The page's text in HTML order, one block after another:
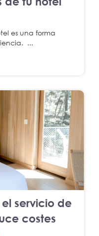
es una forma
...
servicio de
costes